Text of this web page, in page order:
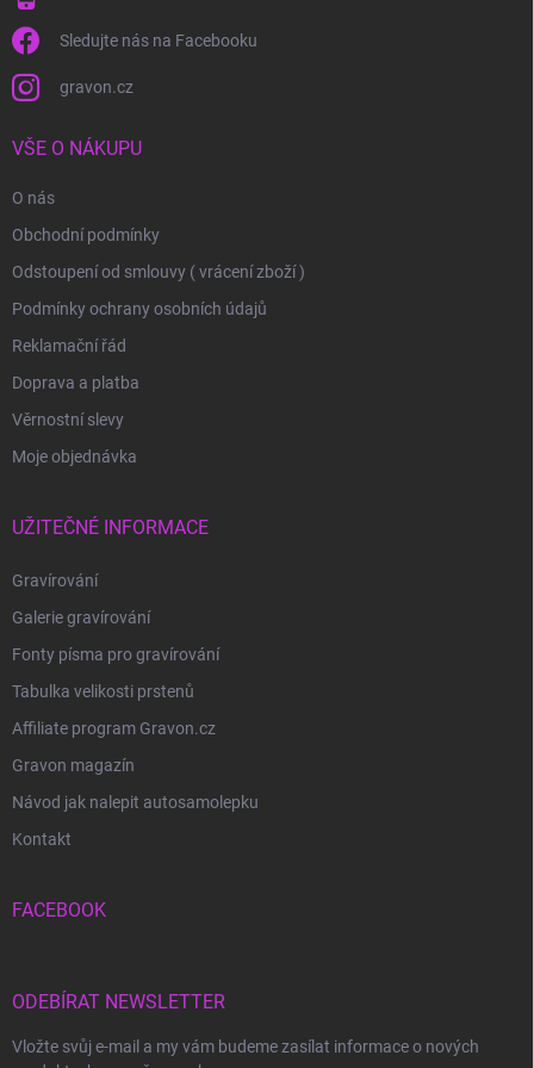
Sledujte nás na Facebooku
gravon.cz
VŠE O NÁKUPU
O nás
Obchodní podmínky
Odstoupení od smlouvy ( vrácení zboží )
Podmínky ochrany osobních údajů
Reklamační řád
Doprava a platba
Věrnostní slevy
Moje objednávka
UŽITEČNÉ INFORMACE
Gravírování
Galerie gravírování
Fonty písma pro gravírování
Tabulka velikosti prstenů
Affiliate program Gravon.cz
Gravon magazín
Návod jak nalepit autosamolepku
Kontakt
FACEBOOK
ODEBÍRAT NEWSLETTER
Vložte svůj e-mail a my vám budeme zasílat informace o nových